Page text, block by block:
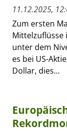
11.12.2025,
Zum ersten
Mittelzuflüsse
unter dem
es bei US-
Dollar, dies...